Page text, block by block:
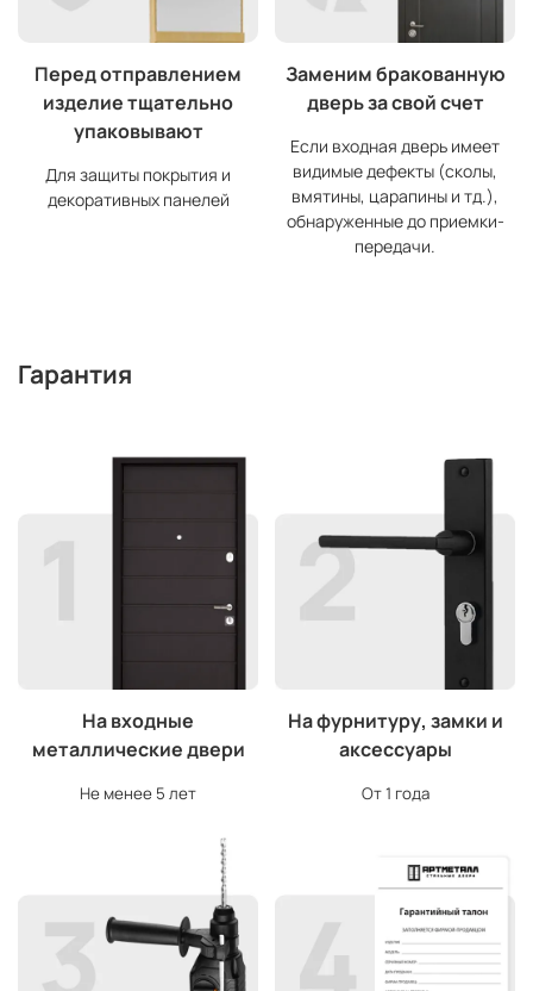
Перед отправлением
изделие тщательно
упаковывают
Для защиты покрытия и
декоративных панелей
Заменим бракованную
дверь за свой счет
Если входная дверь имеет
видимые дефекты (сколы,
вмятины, царапины и тд.),
обнаруженные до приемки-
передачи.
Гарантия
На входные
металлические двери
Не менее 5 лет
На фурнитуру, замки и
аксессуары
От 1 года